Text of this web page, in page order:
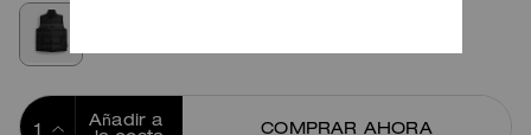
Añadir a
COMPRAR AHORA